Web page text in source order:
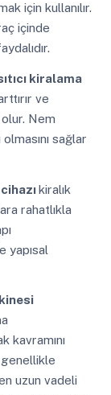
için kullanılır.
içinde
kiralama
ve
Nem
sağlar
kiralık
rahatlıkla
yapısal
kavramını
genellikle
uzun vadeli